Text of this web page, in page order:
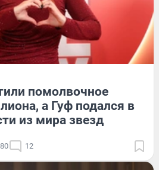
помолвочное
а Гуф подался в
из мира звезд
12